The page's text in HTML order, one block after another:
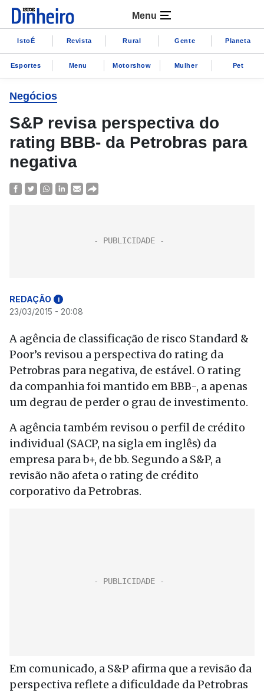
Menu
IstoÉ Revista Rural Gente Planeta
Esportes Menu Motorshow Mulher Pet
Negócios
S&P revisa perspectiva do
rating BBB- da Petrobras para
negativa
REDAÇÃO i
23/03/2015 - 20:08
A agência de classificação de risco Standard &
Poor’s revisou a perspectiva do rating da
Petrobras para negativa, de estável. O rating
da companhia foi mantido em BBB-, a apenas
um degrau de perder o grau de investimento.
A agência também revisou o perfil de crédito
individual (SACP, na sigla em inglês) da
empresa para b+, de bb. Segundo a S&P, a
revisão não afeta o rating de crédito
corporativo da Petrobras.
Em comunicado, a S&P afirma que a revisão da
perspectiva reflete a dificuldade da Petrobras